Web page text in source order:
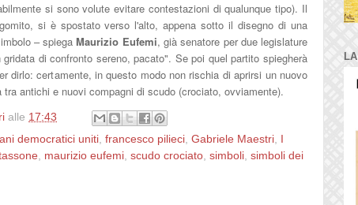
si sono volute evitare contestazioni di qualunque tipo). Il
si è spostato verso l'alto, appena sotto il disegno di una
– spiega Maurizio Eufemi, già senatore per due legislature
di confronto sereno, pacato". Se poi quel partito spiegherà
dirlo: certamente, in questo modo non rischia di aprirsi un nuovo
antichi e nuovi compagni di scudo (crociato, ovviamente).
alle 17:43
democratici uniti francesco pilieci Gabriele Maestri I
maurizio eufemi scudo crociato simboli simboli dei